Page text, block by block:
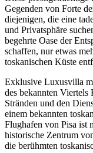
Gegenden von Forte
diejenigen, die eine
und Privatsphäre
begehrte Oase der
schaffen, nur etwas
toskanischen Küste
Exklusive Luxusvilla
des bekannten
Stränden und den
einem bekannten
Flughafen von Pisa ist
historische Zentrum
die berühmten